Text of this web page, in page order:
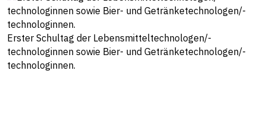
Erster Schultag der Lebensmitteltechnologen/-
technologinnen sowie Bier- und Getränketechnologen/-
technologinnen.